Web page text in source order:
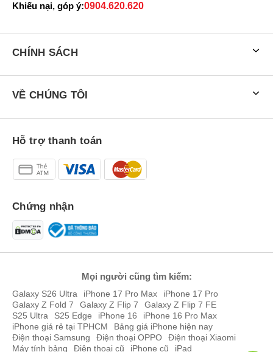
Khiếu nại, góp ý:0904.620.620
CHÍNH SÁCH
VỀ CHÚNG TÔI
Hỗ trợ thanh toán
Chứng nhận
Mọi người cũng tìm kiếm:
Galaxy S26 Ultra iPhone 17 Pro Max
iPhone 17 Pro
Galaxy Z Fold 7
Galaxy Z Flip 7
Galaxy Z Flip 7 FE
S25 Ultra
S25 Edge iPhone 16
iPhone 16 Pro Max
iPhone giá rẻ tại TPHCM
Bảng giá iPhone hiện nay
Điện thoại Samsung
Điện thoại OPPO
Điện thoại Xiaomi
Máy tính bảng
Điện thoại cũ iPhone cũ iPad